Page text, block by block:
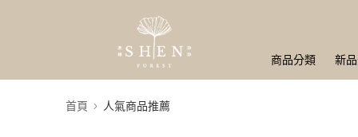
商品分類 新
首頁 人氣商品推薦